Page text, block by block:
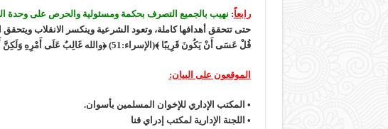
رابعاً: نهيب بالجميع التصرف بحكمة ومسئولية والحرص على وحدة
حتى تتحقق أهدافها كاملة، وتعود الشرعية وينكسر الانقلاب
قُلْ عَسَى أَنْ يَكُونَ قَرِيبًا ﴾(الإسراء:51) ﴿والله غَالِبٌ عَلَى أَمْرِهِ وَلَكِنَّ أَكْثَرَ النَّاسِ لَا يَعْلَمُونَ﴾(يوسف:21).
الموقعون على البيان:
• المكتب الإداري للإخوان المسلمين بأسوان.
• اللجنة الإدارية لمكتب إدراي قنا